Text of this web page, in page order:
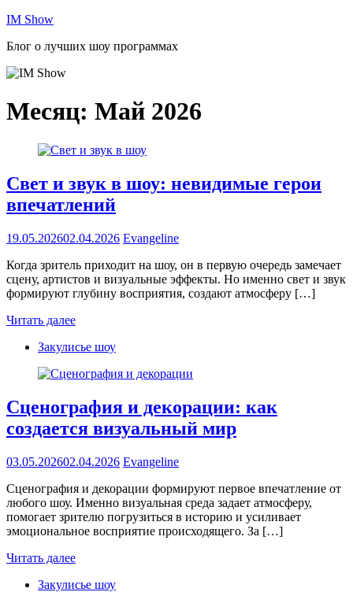
Перейти
содержимому
IM Show
Блог о лучших шоу программах
Месяц: Май 2026
Свет и звук в шоу: невидимые герои
впечатлений
19.05.202602.04.2026 Evangeline
Когда зритель приходит на шоу, он в первую очередь замечает
сцену, артистов и визуальные эффекты. Но именно свет и звук
формируют глубину восприятия, создают атмосферу […]
Читать далее
Закулисье шоу
Сценография и декорации: как
создается визуальный мир
03.05.202602.04.2026 Evangeline
Сценография и декорации формируют первое впечатление от
любого шоу. Именно визуальная среда задает атмосферу,
помогает зрителю погрузиться в историю и усиливает
эмоциональное восприятие происходящего. За […]
Читать далее
Закулисье шоу